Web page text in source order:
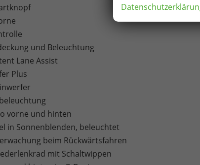
und Beleuchtung
Lane Assist
Plus
vorne und hinten
in Sonnenblenden, beleuchtet
beim Rückwärtsfahren
mit Schaltwippen